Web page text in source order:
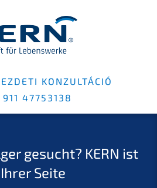
KONZUL­TÁ­CIÓ
47753138
gesucht? KERN ist
Seite